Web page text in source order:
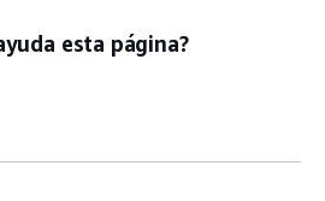
esta página?